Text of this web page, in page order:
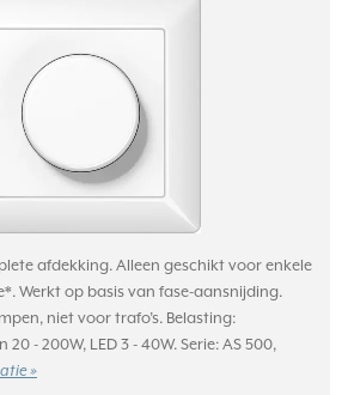
afdekking. Alleen geschikt voor enkele
Werkt op basis van fase-aansnijding.
niet voor trafo’s. Belasting:
- 200W, LED 3 - 40W. Serie: AS 500,
»